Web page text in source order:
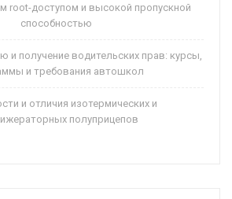
root-доступом и высокой пропускной
способностью
и получение водительских прав: курсы,
и требования автошкол
и отличия изотермических и
полуприцепов